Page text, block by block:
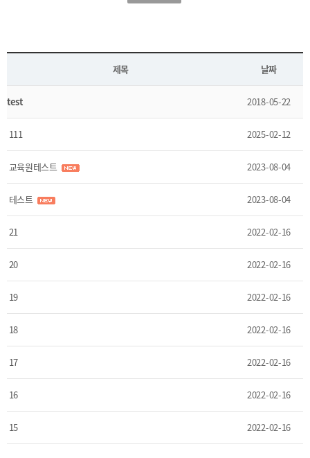
제목 날짜
test 2018-05-22
111 2025-02-12
교육원테스트 2023-08-04
테스트 2023-08-04
21 2022-02-16
20 2022-02-16
19 2022-02-16
18 2022-02-16
17 2022-02-16
16 2022-02-16
15 2022-02-16